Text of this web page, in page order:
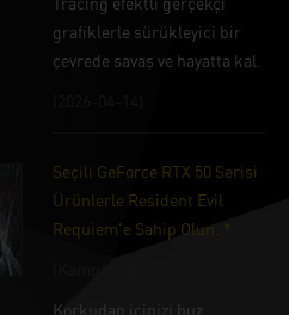
grafiklerle sürükleyici bir
çevrede savaş ve hayatta kal.
Seçili GeForce RTX 50 Serisi
Ürünlerle Resident Evil
Requiem'e Sahip Olun. *
Korkudan içinizi buz